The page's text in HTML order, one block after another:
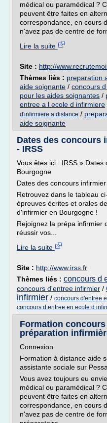
médical ou paramédical ?
peuvent être faites en
correspondance, en cours
n'avez pas de centre de
Lire la suite
Site : http://
Thèmes liés : preparation
aide soignante / concours
pour les aides soignantes /
entree a l ecole d infirmiere
d'infirmiere a distance /
aide soignante
Dates des concours
- IRSS
Vous êtes ici : IRSS »
Bourgogne
Dates des concours
Retrouvez dans le tableau
épreuves écrites et orales
d'infirmier en Bourgogne !
Rejoignez la prépa infirmier
réussir vos...
Lire la suite
Site : http://www.irss.fr
Thèmes liés : concours d
concours d'entree infirmier /
infirmier / concours d'entree
concours d entree en ecole d
Formation
préparation
Connexion
Formation à distance aide
assistante sociale sur
Vous avez toujours eu
médical ou paramédical ?
peuvent être faites en
correspondance, en cours
n'avez pas de centre de